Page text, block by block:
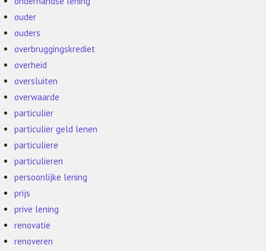
ouder
ouders
overbruggingskrediet
overheid
oversluiten
overwaarde
particulier
particulier geld lenen
particuliere
particulieren
persoonlijke lening
prijs
prive lening
renovatie
renoveren